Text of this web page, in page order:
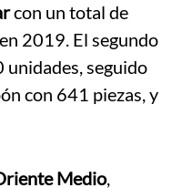
con un total de
2019. El segundo
unidades, seguido
con 641 piezas, y
Medio,